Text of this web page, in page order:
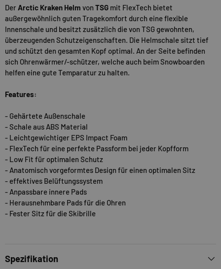
DerArctic Kraken Helm von TSG mit FlexTech bietet
außergewöhnlich guten Tragekomfort durch eine flexible
Innenschale und besitzt zusätzlich die von TSG gewohnten,
überzeugenden Schutzeigenschaften. Die Helmschale sitzt tief
und schützt den gesamten Kopf optimal. An der Seite befinden
sich Ohrenwärmer/-schützer, welche auch beim Snowboarden
helfen eine gute Temparatur zu halten.
Features:
- Gehärtete Außenschale
- Schale aus ABS Material
- Leichtgewichtiger EPS Impact Foam
- FlexTech für eine perfekte Passform bei jeder Kopfform
- Low Fit für optimalen Schutz
- Anatomisch vorgeformtes Design für einen optimalen Sitz
- effektives Belüftungssystem
- Anpassbare innere Pads
- Herausnehmbare Pads für die Ohren
- Fester Sitz für die Skibrille
Spezifikation